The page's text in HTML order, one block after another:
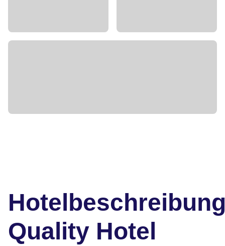
Quality Hotel